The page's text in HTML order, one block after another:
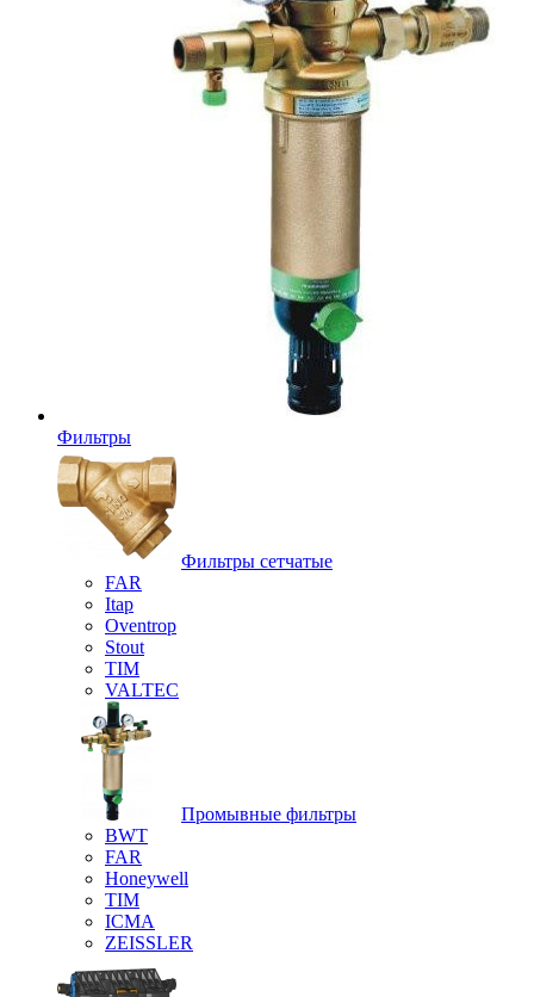
Фильтры
Фильтры сетчатые
FAR
Itap
Oventrop
Stout
TIM
VALTEC
Промывные фильтры
BWT
FAR
Honeywell
TIM
ICMA
ZEISSLER